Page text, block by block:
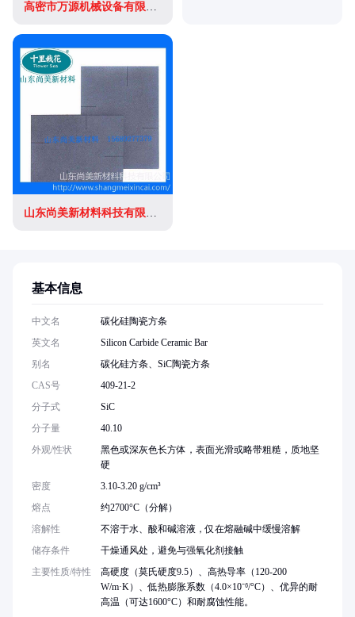
高密市万源机械设备有限公司
山东尚美新材料科技有限公司
基本信息
中文名
碳化硅陶瓷方条
英文名
Silicon Carbide Ceramic Bar
别名
碳化硅方条、SiC陶瓷方条
CAS号
409-21-2
分子式
SiC
分子量
40.10
外观/性状
黑色或深灰色长方体，表面光滑或略带粗糙，质地坚
硬
密度
3.10-3.20 g/cm³
熔点
约2700°C（分解）
溶解性
不溶于水、酸和碱溶液，仅在熔融碱中缓慢溶解
储存条件
干燥通风处，避免与强氧化剂接触
主要性质/特性
高硬度（莫氏硬度9.5）、高热导率（120-200
W/m·K）、低热膨胀系数（4.0×10⁻⁶/°C）、优异的耐
高温（可达1600°C）和耐腐蚀性能。